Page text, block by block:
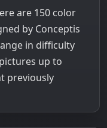
are 150 color
by Conceptis
in difficulty
up to
previously